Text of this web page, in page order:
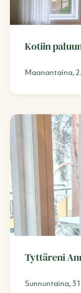
Kotiin
Maanantaina,
Tyttäreni
Sunnuntaina,